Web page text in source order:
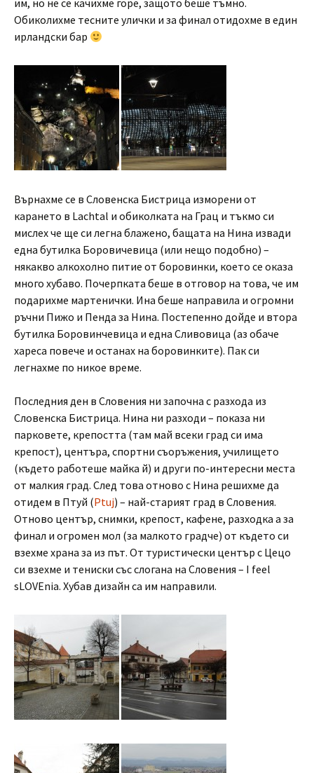
им, но не се качихме горе, защото беше тъмно.
Обиколихме тесните улички и за финал отидохме в един
ирландски бар
Върнахме се в Словенска Бистрица изморени от
карането в Lachtal и обиколката на Грац и тъкмо си
мислех че ще си легна блажено, бащата на Нина извади
една бутилка Боровичевица (или нещо подобно) –
някакво алкохолно питие от боровинки, което се оказа
много хубаво. Почерпката беше в отговор на това, че им
подарихме мартенички. Ина беше направила и огромни
ръчни Пижо и Пенда за Нина. Постепенно дойде и втора
бутилка Боровинчевица и една Сливовица (аз обаче
хареса повече и останах на боровинките). Пак си
легнахме по никое време.
Последния ден в Словения ни започна с разхода из
Словенска Бистрица. Нина ни разходи – показа ни
парковете, крепостта (там май всеки град си има
крепост), центъра, спортни съоръжения, училището
(където работеше майка й) и други по-интересни места
от малкия град. След това отново с Нина решихме да
отидем в Птуй (Ptuj) – най-старият град в Словения.
Отново център, снимки, крепост, кафене, разходка а за
финал и огромен мол (за малкото градче) от където си
взехме храна за из път. От туристически център с Цецо
си взехме и тениски със слогана на Словения – I feel
sLOVEnia. Хубав дизайн са им направили.